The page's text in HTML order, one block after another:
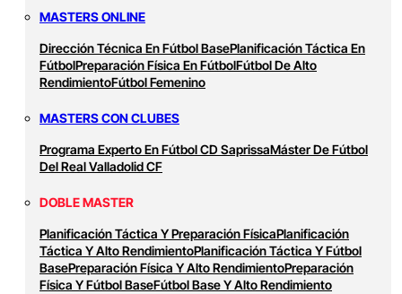
MASTERS ONLINE
Dirección Técnica En Fútbol BasePlanificación Táctica En
FútbolPreparación Física En FútbolFútbol De Alto
RendimientoFútbol Femenino
MASTERS CON CLUBES
Programa Experto En Fútbol CD SaprissaMáster De Fútbol
Del Real Valladolid CF
DOBLE MASTER
Planificación Táctica Y Preparación FísicaPlanificación
Táctica Y Alto RendimientoPlanificación Táctica Y Fútbol
BasePreparación Física Y Alto RendimientoPreparación
Física Y Fútbol BaseFútbol Base Y Alto Rendimiento